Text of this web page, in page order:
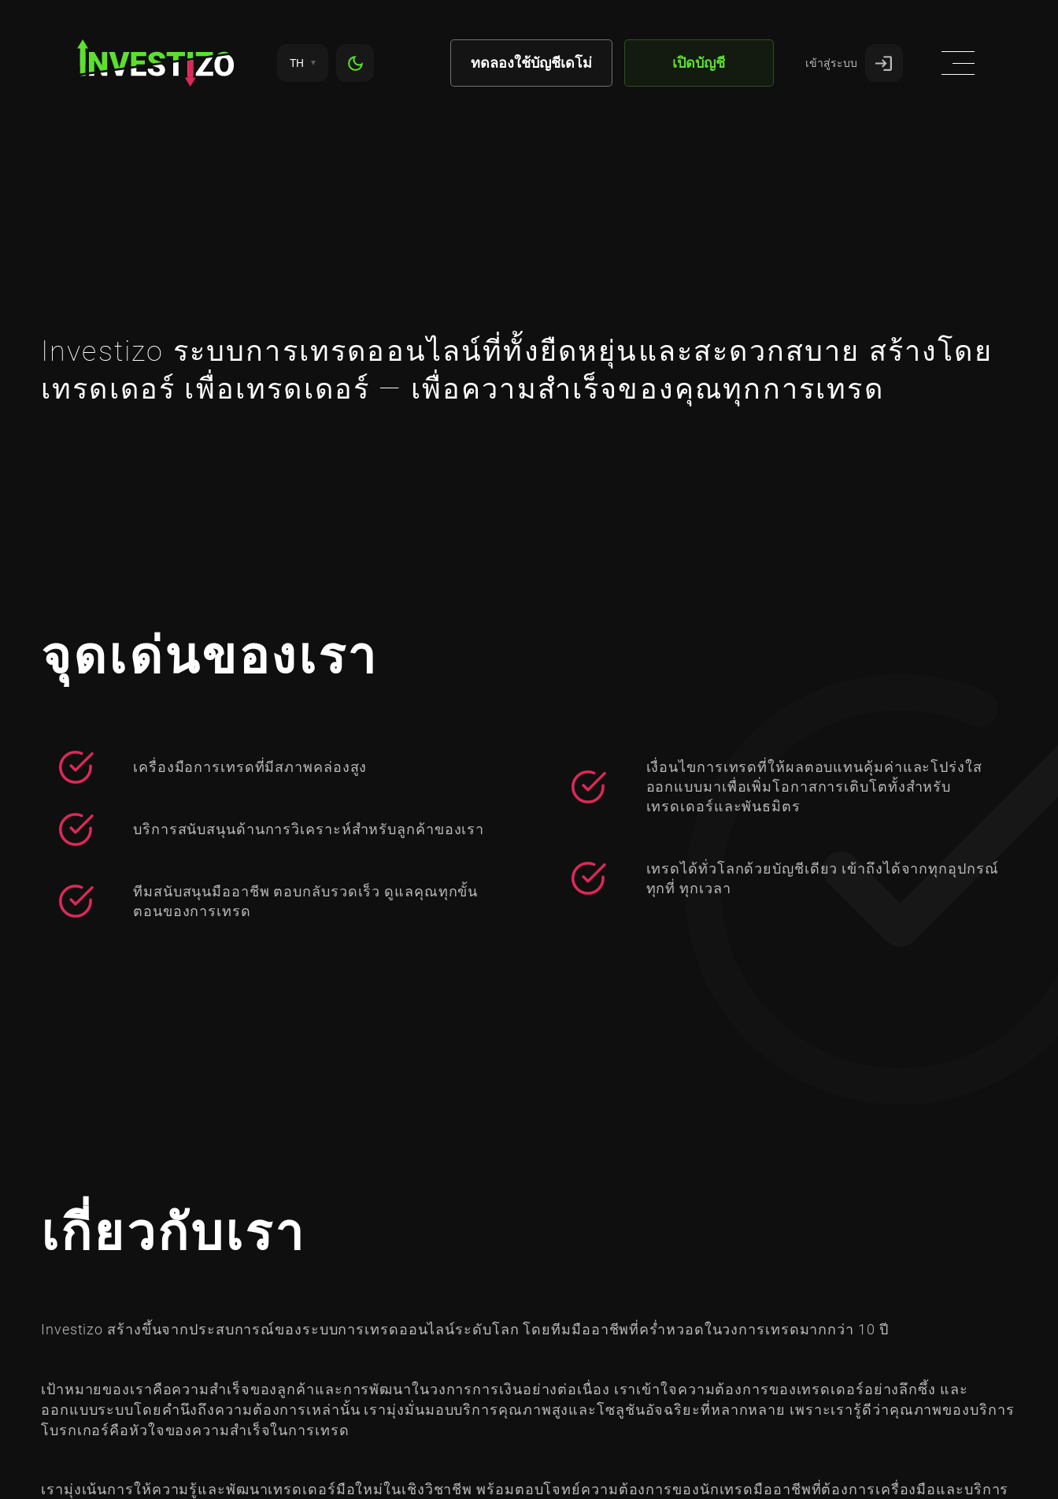
TH ทดลองใช้บัญชีเดโม่ เปิดบัญชี เข้าสู่ระบบ
Investizo ระบบการเทรดออนไลน์ที่ทั้งยืดหยุ่นและสะดวกสบาย สร้างโดย
เทรดเดอร์ เพื่อเทรดเดอร์ — เพื่อความสำเร็จของคุณทุกการเทรด
จุดเด่นของเรา
เครื่องมือการเทรดที่มีสภาพคล่องสูง
บริการสนับสนุนด้านการวิเคราะห์สำหรับลูกค้าของเรา
ทีมสนับสนุนมืออาชีพ ตอบกลับรวดเร็ว ดูแลคุณทุกขั้น
ตอนของการเทรด
เงื่อนไขการเทรดที่ให้ผลตอบแทนคุ้มค่าและโปร่งใส
ออกแบบมาเพื่อเพิ่มโอกาสการเติบโตทั้งสำหรับ
เทรดเดอร์และพันธมิตร
เทรดได้ทั่วโลกด้วยบัญชีเดียว เข้าถึงได้จากทุกอุปกรณ์
ทุกที่ ทุกเวลา
เกี่ยวกับเรา
Investizo สร้างขึ้นจากประสบการณ์ของระบบการเทรดออนไลน์ระดับโลก โดยทีมมืออาชีพที่คร่ำหวอดในวงการเทรดมากกว่า 10 ปี
เป้าหมายของเราคือความสำเร็จของลูกค้าและการพัฒนาในวงการการเงินอย่างต่อเนื่อง เราเข้าใจความต้องการของเทรดเดอร์อย่างลึกซึ้ง และ
ออกแบบระบบโดยคำนึงถึงความต้องการเหล่านั้น เรามุ่งมั่นมอบบริการคุณภาพสูงและโซลูชันอัจฉริยะที่หลากหลาย เพราะเรารู้ดีว่าคุณภาพของบริการ
โบรกเกอร์คือหัวใจของความสำเร็จในการเทรด
เรามุ่งเน้นการให้ความรู้และพัฒนาเทรดเดอร์มือใหม่ในเชิงวิชาชีพ พร้อมตอบโจทย์ความต้องการของนักเทรดมืออาชีพที่ต้องการเครื่องมือและบริการ